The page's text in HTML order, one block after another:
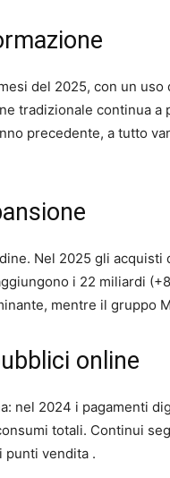
del 2025, con un
tradizionale continua
precedente, a tutto
Nel 2025 gli
i 22 miliardi
mentre il gruppo
online
nel 2024 i pagamenti
totali. Continui
punti vendita .